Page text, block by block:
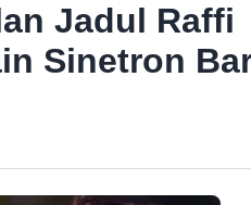
Jadul Raffi
Sinetron